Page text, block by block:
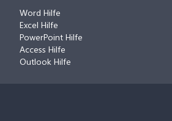
Word Hilfe
Excel Hilfe
PowerPoint Hilfe
Access Hilfe
Outlook Hilfe